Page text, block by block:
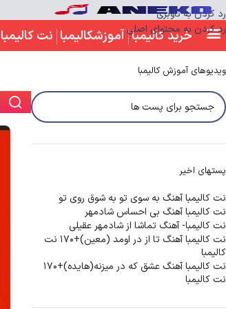
رد کردن به ناوبری
رد کردن به محتوای اصلی
خرید کالیمبا آموزشکالیمبا نت کالیمبا
ویدیوهای آموزش کالیمبا
پستهای اخیر
نت کالیمبا آهنگ به سوی تو به شوق روی تو
نت کالیمبا آهنگ بی احساس شادمهر
نت کالیمبا- آهنگ تماشا از شادمهر عقیلی
نت کالیمبا آهنگ تا از در اومد (معین)+170 نت
کالیمبا
نت کالیمبا آهنگ عشق که در میزنه(هایده)+170
نت کالیمبا